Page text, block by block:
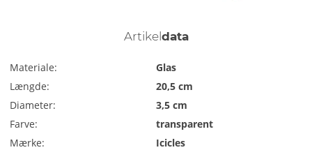
Artikeldata
Materiale:
Glas
Længde:
20,5 cm
Diameter:
3,5 cm
Farve:
transparent
Mærke:
Icicles